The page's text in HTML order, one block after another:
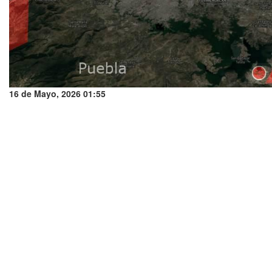
16 de Mayo, 2026 01:55